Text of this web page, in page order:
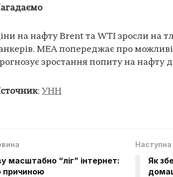
на нафту Brent та WTI зросли на
МЕА попереджає про
зростання попиту на нафту
: УНН
масштабно “ліг” інтернет:
причиною
Наступна
Як